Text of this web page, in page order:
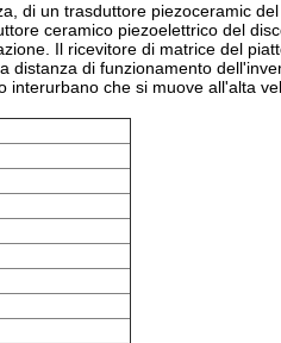
di un trasduttore piezoceramic
ceramico piezoelettrico del
Il ricevitore di matrice del
di funzionamento
che si muove all'alta